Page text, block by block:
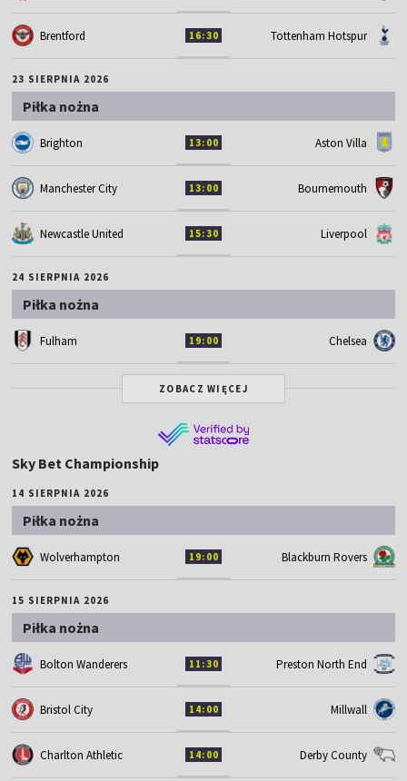
Brentford 16:30 Tottenham Hotspur
23 SIERPNIA 2026
Piłka nożna
Brighton 13:00 Aston Villa
Manchester City 13:00 Bournemouth
Newcastle United 15:30 Liverpool
24 SIERPNIA 2026
Piłka nożna
Fulham 19:00 Chelsea
ZOBACZ WIĘCEJ
Sky Bet Championship
14 SIERPNIA 2026
Piłka nożna
Wolverhampton 19:00 Blackburn Rovers
15 SIERPNIA 2026
Piłka nożna
Bolton Wanderers 11:30 Preston North End
Bristol City 14:00 Millwall
Charlton Athletic 14:00 Derby County